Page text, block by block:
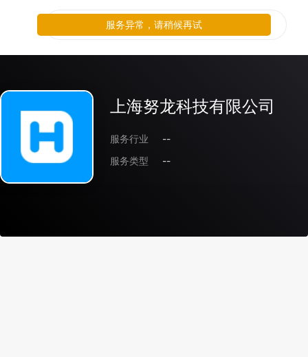
上海努龙科技有限公司
服务行业
--
服务类型
--
服务异常，请稍候再试